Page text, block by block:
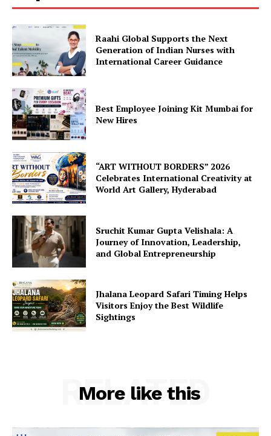
Raahi Global Supports the Next
Generation of Indian Nurses with
International Career Guidance
Best Employee Joining Kit Mumbai for
New Hires
“ART WITHOUT BORDERS” 2026
Celebrates International Creativity at
World Art Gallery, Hyderabad
Sruchit Kumar Gupta Velishala: A
Journey of Innovation, Leadership,
and Global Entrepreneurship
Jhalana Leopard Safari Timing Helps
Visitors Enjoy the Best Wildlife
Sightings
More like this
RELATED